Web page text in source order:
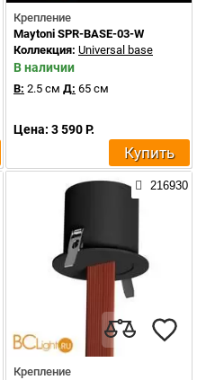
Крепление
Maytoni SPR-BASE-03-W
Коллекция: Universal base
В наличии
В: 2.5 см Д: 65 см
Цена: 3 590 Р.
Купить
216930
Крепление